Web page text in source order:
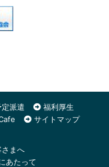
派遣
福利厚生
サイトマップ
まへ
あたって